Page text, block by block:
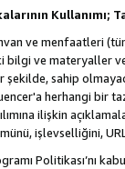
Kullanımı;
ve menfaatleri
bilgi ve materyaller
şekilde, sahip
herhangi bir
ilişkin
işlevselliğini,
Politikası’nı